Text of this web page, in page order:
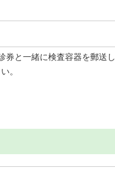
券と一緒に検査容器を郵送し
。